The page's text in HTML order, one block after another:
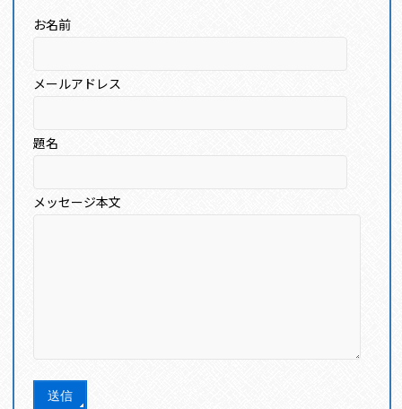
お名前
メールアドレス
題名
メッセージ本文